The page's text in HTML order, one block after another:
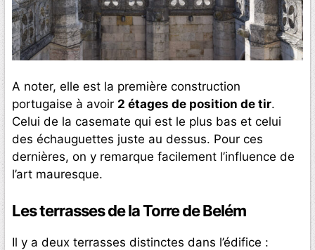
A noter, elle est la première construction
portugaise à avoir 2 étages de position de tir.
Celui de la casemate qui est le plus bas et celui
des échauguettes juste au dessus. Pour ces
dernières, on y remarque facilement l’influence de
l’art mauresque.
Les terrasses de la Torre de Belém
Il y a deux terrasses distinctes dans l’édifice :